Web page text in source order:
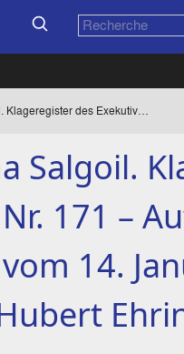
« Schreiben der Firma Salgoil. Klageregister des Exekutivsekretariats Nr. 171 – Aufzeichnung des Exekutivsekretariats vom 14. Januar 1964 – SA/95/64 », note de Hubert Ehring
Salgoil.
171 –
14.